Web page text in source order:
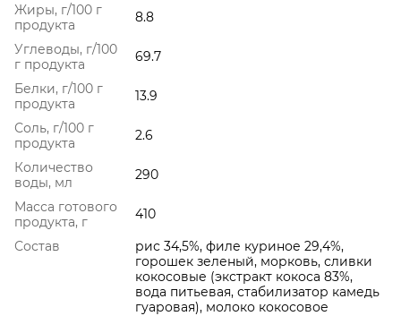
Жиры, г/100 г
продукта
8.8
Углеводы, г/100
г продукта
69.7
Белки, г/100 г
продукта
13.9
Соль, г/100 г
продукта
2.6
Количество
воды, мл
290
Масса готового
продукта, г
410
Состав
рис 34,5%, филе куриное 29,4%,
горошек зеленый, морковь, сливки
кокосовые (экстракт кокоса 83%,
вода питьевая, стабилизатор камедь
гуаровая), молоко кокосовое